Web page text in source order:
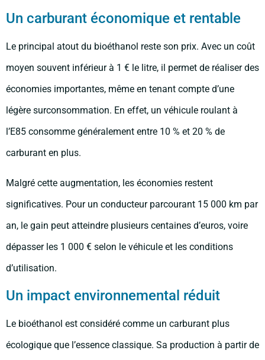
Un carburant économique et rentable
Le principal atout du bioéthanol reste son prix. Avec un coût
moyen souvent inférieur à 1 € le litre, il permet de réaliser des
économies importantes, même en tenant compte d’une
légère surconsommation. En effet, un véhicule roulant à
l’E85 consomme généralement entre 10 % et 20 % de
carburant en plus.
Malgré cette augmentation, les économies restent
significatives. Pour un conducteur parcourant 15 000 km par
an, le gain peut atteindre plusieurs centaines d’euros, voire
dépasser les 1 000 € selon le véhicule et les conditions
d’utilisation.
Un impact environnemental réduit
Le bioéthanol est considéré comme un carburant plus
écologique que l’essence classique. Sa production à partir de